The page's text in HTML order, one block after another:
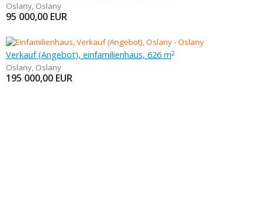
Oslany, Oslany
95 000,00 EUR
Verkauf (Angebot), einfamilienhaus, 626 m2
Oslany, Oslany
195 000,00 EUR